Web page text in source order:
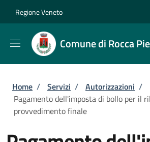
Regione Veneto
Comune di Rocca
Briciole di pane
Home / Servizi / Autorizzazioni /
Pagamento dell'imposta di bollo per il
provvedimento finale